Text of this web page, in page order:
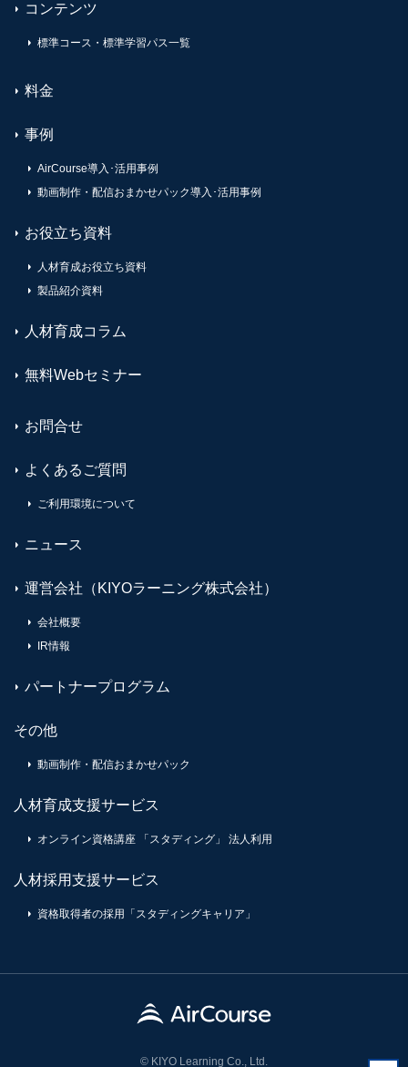
コンテンツ
標準コース・標準学習パス一覧
料金
事例
AirCourse導入･活用事例
動画制作・配信おまかせパック導入･活用事例
お役立ち資料
人材育成お役立ち資料
製品紹介資料
人材育成コラム
無料Webセミナー
お問合せ
よくあるご質問
ご利用環境について
ニュース
運営会社（KIYOラーニング株式会社）
会社概要
IR情報
パートナープログラム
その他
動画制作・配信おまかせパック
人材育成支援サービス
オンライン資格講座 「スタディング」 法人利用
人材採用支援サービス
資格取得者の採用「スタディングキャリア」
© KIYO Learning Co., Ltd.